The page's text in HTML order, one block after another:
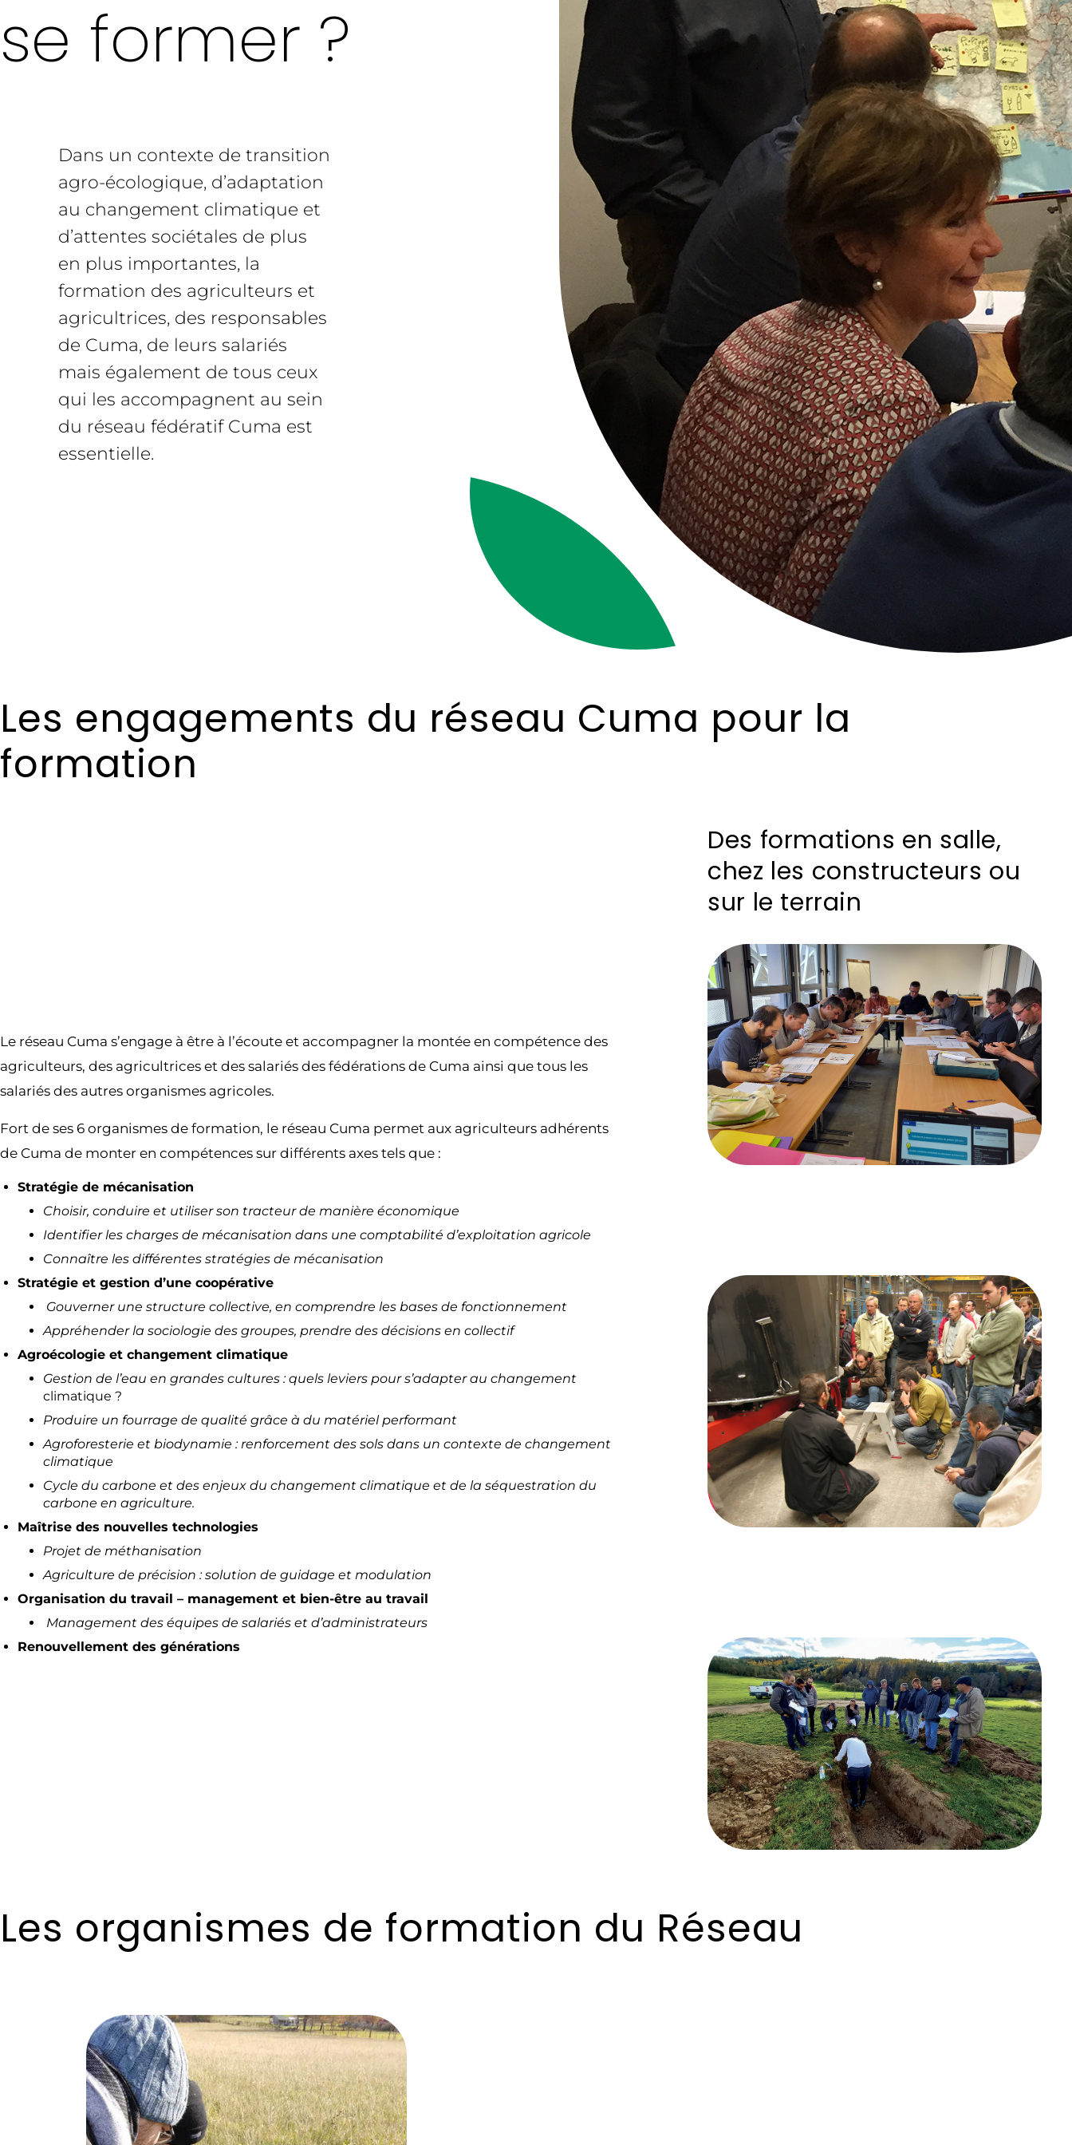
se former ?
Dans un contexte de transition
agro-écologique, d’adaptation
au changement climatique et
d’attentes sociétales de plus
en plus importantes, la
formation des agriculteurs et
agricultrices, des responsables
de Cuma, de leurs salariés
mais également de tous ceux
qui les accompagnent au sein
du réseau fédératif Cuma est
essentielle.
Les engagements du réseau Cuma pour la
formation
Le réseau Cuma s’engage à être à l’écoute et accompagner la montée en compétence des
agriculteurs, des agricultrices et des salariés des fédérations de Cuma ainsi que tous les
salariés des autres organismes agricoles.
Fort de ses 6 organismes de formation, le réseau Cuma permet aux agriculteurs adhérents
de Cuma de monter en compétences sur différents axes tels que :
Stratégie de mécanisation
Choisir, conduire et utiliser son tracteur de manière économique
Identifier les charges de mécanisation dans une comptabilité d’exploitation agricole
Connaître les différentes stratégies de mécanisation
Stratégie et gestion d’une coopérative
Gouverner une structure collective, en comprendre les bases de fonctionnement
Appréhender la sociologie des groupes, prendre des décisions en collectif
Agroécologie et changement climatique
Gestion de l’eau en grandes cultures : quels leviers pour s’adapter au changement
climatique ?
Produire un fourrage de qualité grâce à du matériel performant
Agroforesterie et biodynamie : renforcement des sols dans un contexte de changement
climatique
Cycle du carbone et des enjeux du changement climatique et de la séquestration du
carbone en agriculture.
Maîtrise des nouvelles technologies
Projet de méthanisation
Agriculture de précision : solution de guidage et modulation
Organisation du travail – management et bien-être au travail
Management des équipes de salariés et d’administrateurs
Renouvellement des générations
Des formations en salle,
chez les constructeurs ou
sur le terrain
Les organismes de formation du Réseau